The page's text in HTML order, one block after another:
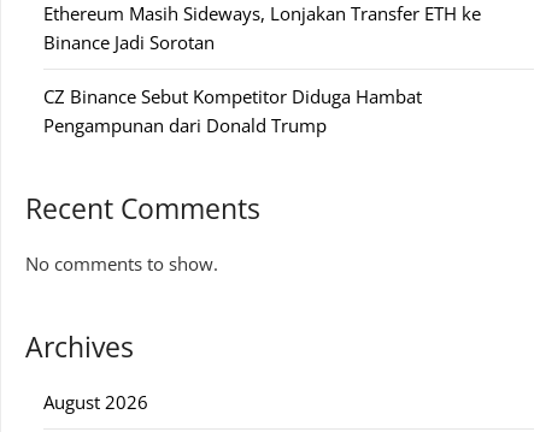
Ethereum Masih Sideways, Lonjakan Transfer ETH ke
Binance Jadi Sorotan
CZ Binance Sebut Kompetitor Diduga Hambat
Pengampunan dari Donald Trump
Recent Comments
No comments to show.
Archives
August 2026